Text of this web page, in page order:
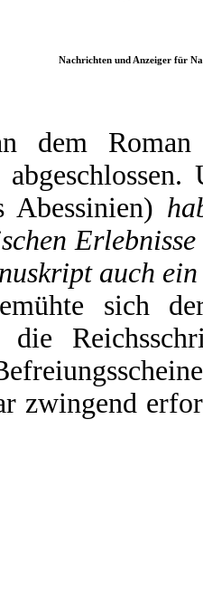
Nachrichten und Anzeiger für
dem
Abessinien)
auch
sich
zwingend